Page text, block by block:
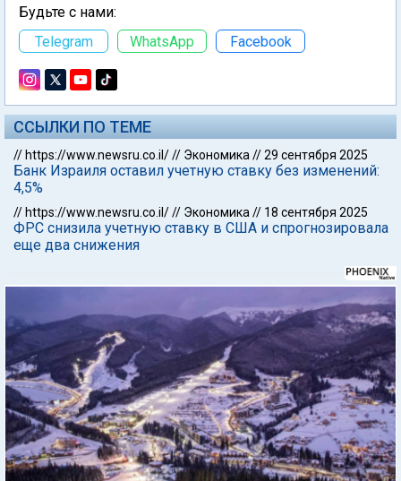
Будьте с нами:
Telegram
WhatsApp Facebook
ССЫЛКИ ПО ТЕМЕ
// https://www.newsru.co.il/// Экономика //29 сентября 2025
Банк Израиля оставил учетную ставку без изменений:
4,5%
// https://www.newsru.co.il/// Экономика // 18 сентября 2025
ФРС снизила учетную ставку в США и спрогнозировала
еще два снижения